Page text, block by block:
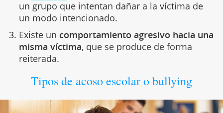
un grupo que intentan dañar a la víctima de
un modo intencionado.
Existe un comportamiento agresivo hacia una
misma víctima, que se produce de forma
reiterada.
Tipos de acoso escolar o bullying